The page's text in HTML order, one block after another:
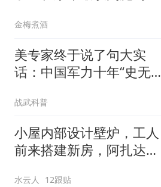
金梅煮酒
美专家终于说了句大实
话：中国军力十年“史无前
住了
战武科普
小屋内部设计壁炉，工人
前来搭建新房，阿扎达思
水云人 12跟贴